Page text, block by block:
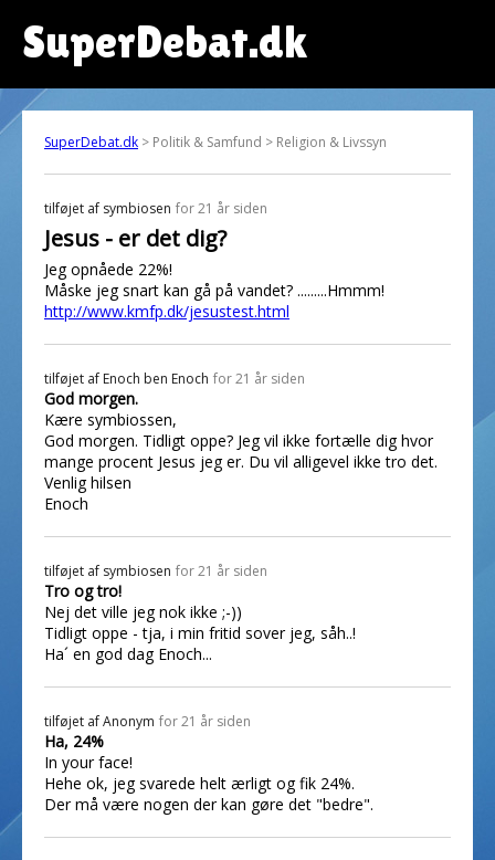
SuperDebat.dk
SuperDebat.dk > Politik & Samfund > Religion & Livssyn
tilføjet af symbiosen for 21 år siden
Jesus - er det dig?
Jeg opnåede 22%!
Måske jeg snart kan gå på vandet? .........Hmmm!
http://www.kmfp.dk/jesustest.html
tilføjet af Enoch ben Enoch for 21 år siden
God morgen.
Kære symbiossen,
God morgen. Tidligt oppe? Jeg vil ikke fortælle dig hvor
mange procent Jesus jeg er. Du vil alligevel ikke tro det.
Venlig hilsen
Enoch
tilføjet af symbiosen for 21 år siden
Tro og tro!
Nej det ville jeg nok ikke ;-))
Tidligt oppe - tja, i min fritid sover jeg, såh..!
Ha´ en god dag Enoch...
tilføjet afAnonym for 21 år siden
Ha, 24%
In your face!
Hehe ok, jeg svarede helt ærligt og fik 24%.
Der må være nogen der kan gøre det "bedre".